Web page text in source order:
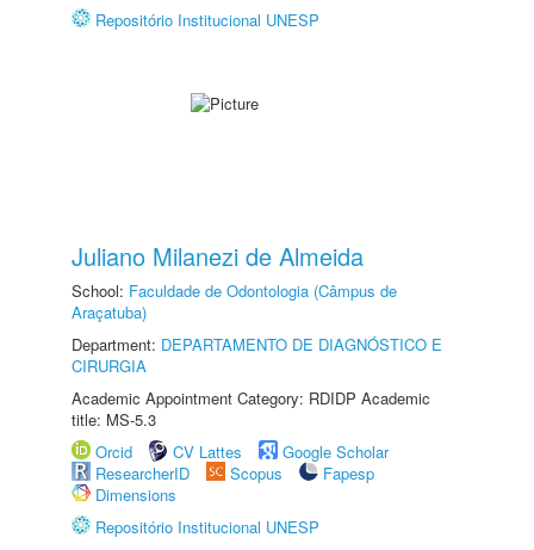
Repositório Institucional UNESP
Juliano Milanezi de Almeida
School: Faculdade de Odontologia (Câmpus de
Araçatuba)
Department: DEPARTAMENTO DE DIAGNÓSTICO E
CIRURGIA
Academic Appointment Category: RDIDP Academic
title: MS-5.3
Orcid
CV Lattes
Google Scholar
ResearcherID
Scopus
Fapesp
Dimensions
Repositório Institucional UNESP